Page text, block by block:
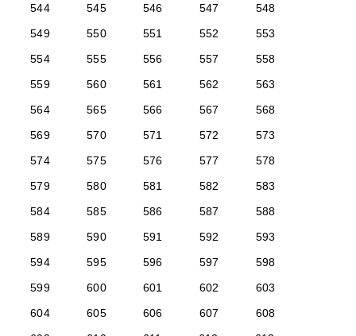
544
545 546 547
548
549
550 551 552
553
554
555 556 557
558
559
560 561 562
563
564
565 566 567
568
569
570 571 572
573
574
575 576 577
578
579
580 581 582
583
584
585 586 587
588
589
590 591 592
593
594
595 596 597
598
599
600 601 602
603
604
605 606 607
608